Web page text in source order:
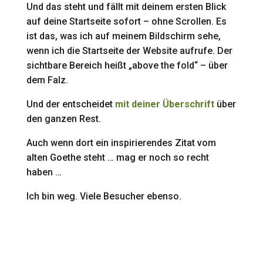
Und das steht und fällt mit deinem ersten Blick
auf deine Startseite sofort – ohne Scrollen. Es
ist das, was ich auf meinem Bildschirm sehe,
wenn ich die Startseite der Website aufrufe. Der
sichtbare Bereich heißt „above the fold“ – über
dem Falz.
Und der entscheidet mit deiner Überschriftüber
den ganzen Rest.
Auch wenn dort ein inspirierendes Zitat vom
alten Goethe steht … mag er noch so recht
haben …
Ich bin weg. Viele Besucher ebenso.